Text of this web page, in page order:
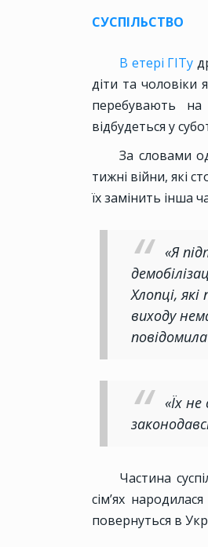
СУСПІЛЬСТВО
В етері ГІТу
діти та
перебувають
відбудеться у
За словами
тижні війни, які
їх замінить інша
«Я
Хлопці,
виходу
«Їх
Частина
сім’ях
повернуться в